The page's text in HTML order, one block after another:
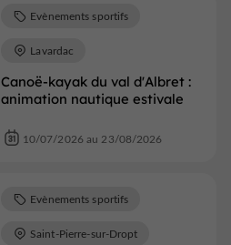
Canoë-kayak du val d'Albret :
animation nautique estivale
Evènements sportifs
Lavardac
10/07/2026 au 23/08/2026
Evènements sportifs
Saint-Pierre-sur-Dropt